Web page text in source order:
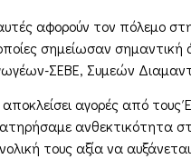
αφορούν τον πόλεμο
σημείωσαν
ΣΕΒΕ, Συμεών
αποκλείσει αγορές από
ανθεκτικότητα
τους αξία να